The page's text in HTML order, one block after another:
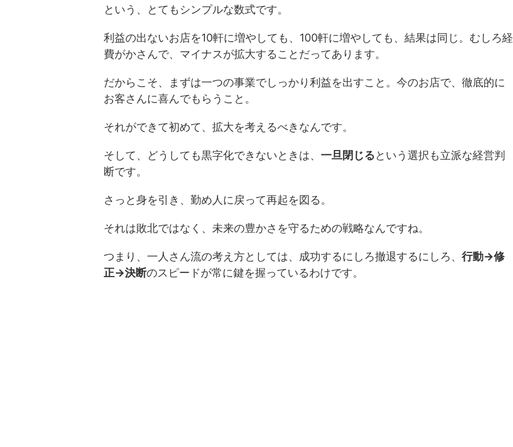
という、とてもシンプルな数式です。
利益の出ないお店を10軒に増やしても、100軒に増やしても、結果は同じ。むしろ経
費がかさんで、マイナスが拡大することだってあります。
だからこそ、まずは一つの事業でしっかり利益を出すこと。今のお店で、徹底的に
お客さんに喜んでもらうこと。
それができて初めて、拡大を考えるべきなんです。
そして、どうしても黒字化できないときは、 一旦閉じるという選択も立派な経営判
断です。
さっと身を引き、勤め人に戻って再起を図る。
それは敗北ではなく、未来の豊かさを守るための戦略なんですね。
つまり、一人さん流の考え方としては、成功するにしろ撤退するにしろ、 行動→修
正→決断のスピードが常に鍵を握っているわけです。